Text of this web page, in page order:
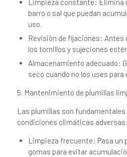
Limpieza constante: Elimina
barro o sal que puedan
uso.
Revisión de fijaciones: Antes
los tornillos y sujeciones
Almacenamiento adecuado:
seco cuando no los uses
5. Mantenimiento de plumillas
Las plumillas son fundamentales
condiciones climáticas adversas:
Limpieza frecuente: Pasa un
gomas para evitar